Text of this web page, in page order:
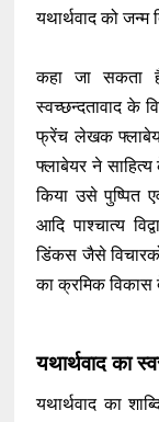
यथार्थवाद को जन्म
कहा जा सकता
स्वच्छन्दतावाद के
फ्रेंच लेखक फ्लाबेयर
फ्लाबेयर ने
किया उसे पुष्पित
आदि पाश्चात्य
डिंकस जैसे
का क्रमिक
यथार्थवाद का
यथार्थवाद का